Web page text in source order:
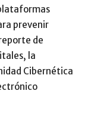
prevenir
de
la
Cibernética